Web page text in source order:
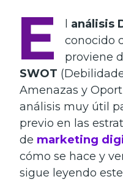
E análisis
conocido
proviene
SWOT
Amenazas y
análisis muy útil
previo en las
de marketing
cómo se hace y
sigue leyendo